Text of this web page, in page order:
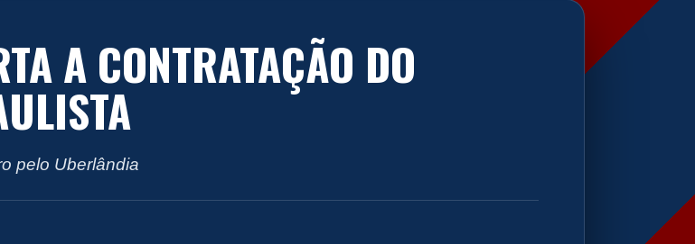
A CONTRATAÇÃO DO
pelo Uberlândia